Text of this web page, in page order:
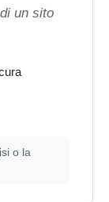
un sito
o la